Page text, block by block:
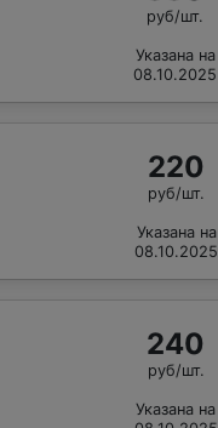
руб/шт.
Указана на
08.10.2025
220
руб/шт.
Указана на
08.10.2025
240
руб/шт.
Указана на